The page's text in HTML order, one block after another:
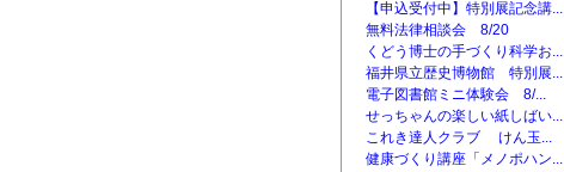
【申込受付中】特別展記念講...
無料法律相談会 8/20
くどう博士の手づくり科学お...
福井県立歴史博物館 特別展...
電子図書館ミニ体験会 8/...
せっちゃんの楽しい紙しばい...
これき達人クラブ けん玉...
健康づくり講座「メノポハン...